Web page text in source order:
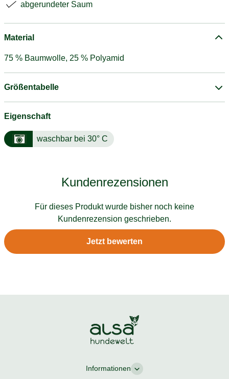
abgerundeter Saum
Material
75 % Baumwolle, 25 % Polyamid
Größentabelle
Eigenschaft
waschbar bei 30° C
Kundenrezensionen
Für dieses Produkt wurde bisher noch keine
Kundenrezension geschrieben.
Jetzt bewerten
Informationen